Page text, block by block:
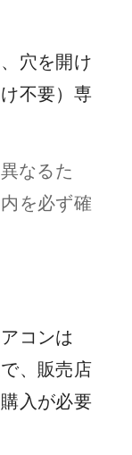
穴を開け
不要）専
なるた
を必ず確
コンは
、販売店
入が必要